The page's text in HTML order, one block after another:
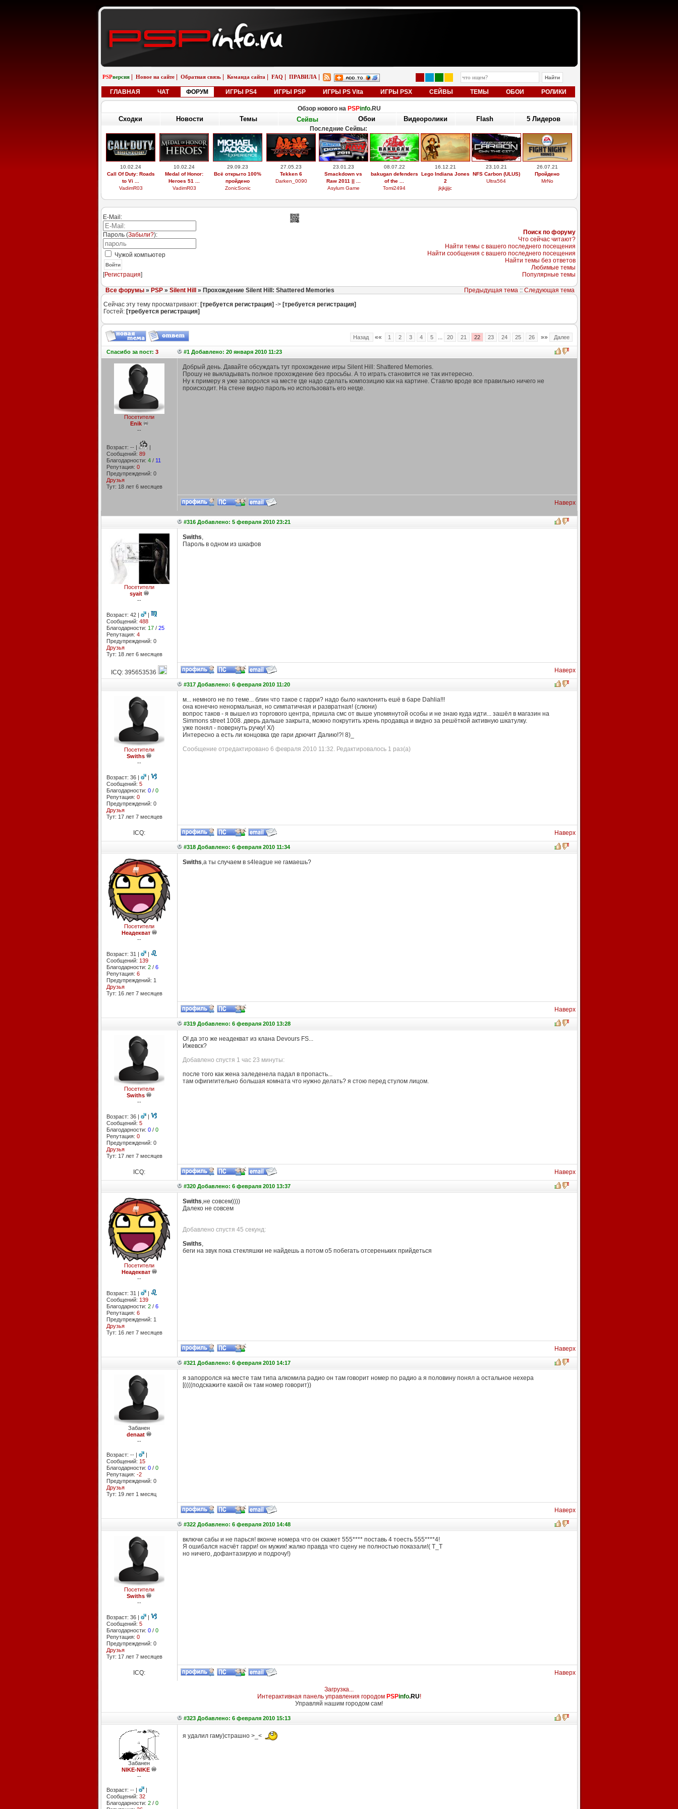
PSPверсия Новое на сайте Обратная связь Команда сайта FAQ ПРАВИЛА
ГЛАВНАЯ ЧАТ ФОРУМ ИГРЫ PS4 ИГРЫ PSP ИГРЫ PS Vita ИГРЫ PSX СЕЙВЫ ТЕМЫ ОБОИ РОЛИКИ
Обзор нового на PSPinfo.RU
Сходки Новости Темы Сейвы Обои Видеоролики Flash 5 Лидеров
Последние Сейвы:
10.02.24
Call Of Duty: Roads
to Vi ...
VadimR03
10.02.24
Medal of Honor:
Heroes 51 ...
VadimR03
29.09.23
Всё открыто 100%
пройдено
ZonicSonic
27.05.23
Tekken 6
Darken_0090
23.01.23
Smackdown vs
Raw 2011 || ...
Asylum Game
08.07.22
bakugan defenders
of the ...
Tomi2494
16.12.21
Lego Indiana Jones
2
jkjkjjijc
23.10.21
NFS Carbon (ULUS)
Ultra564
26.07.21
Пройдено
MrNo
E-Mail:
Пароль (Забыли?):
Чужой компьютер
Войти
[Регистрация]
Поиск по форуму
Что сейчас читают?
Найти темы с вашего последнего посещения
Найти сообщения с вашего последнего посещения
Найти темы без ответов
Любимые темы
Популярные темы
Все форумы» PSP» Silent Hill » Прохождение Silent Hill: Shattered Memories Предыдущая тема:: Следующая тема
Сейчас эту тему просматривают: [требуется регистрация] -> [требуется регистрация]
Гостей: [требуется регистрация]
Назад «« 1 2 3 4 5 ... 20 21 22 23 24 25 26 »» Далее
Спасибоза пост: 3 #1 Добавлено: 20 января 2010 11:23
Посетители
Enik
--
Возраст: -- |
|
Сообщений: 89
Благодарности: 4/ 11
Репутация: 0
Предупреждений: 0
Друзья
Тут: 18 лет 6 месяцев
Добрый день. Давайте обсуждать тут прохождение игры Silent Hill: Shattered Memories.
Прошу не выкладывать полное прохождение без просьбы. А то играть становится не так интересно.
Ну к примеру я уже запоролся на месте где надо сделать композицию как на картине. Ставлю вроде все правильно ничего не
происходит. На стене видно пароль но использовать его негде.
Наверх
#316 Добавлено: 5 февраля 2010 23:21
Посетители
syait
--
Возраст: 42 |
|
Сообщений: 488
Благодарности: 17/ 25
Репутация: 4
Предупреждений: 0
Друзья
Тут: 18 лет 6 месяцев
Swiths,
Пароль в одном из шкафов
ICQ: 395653536 Наверх
#317 Добавлено: 6 февраля 2010 11:20
Посетители
Swiths
--
Возраст: 36 |
|
Сообщений: 5
Благодарности: 0/ 0
Репутация: 0
Предупреждений: 0
Друзья
Тут: 17 лет 7 месяцев
м... немного не по теме... блин что такое с гарри? надо было наклонить ешё в баре Dahlia!!!
она конечно ненормальная, но симпатичная и развратная! (слюни)
вопрос таков - я вышел из торгового центра, пришла смс от выше упомянутой особы и не знаю куда идти... зашёл в магазин на
Simmons street 1008. дверь дальше закрыта, можно покрутить хрень продавца и видно за решёткой активную шкатулку.
уже понял - повернуть ручку! Х/)
Интересно а есть ли концовка где гари дрючит Далию!?! 8)_
Сообщение отредактировано 6 февраля 2010 11:32. Редактировалось 1 раз(а)
ICQ: Наверх
#318 Добавлено: 6 февраля 2010 11:34
Посетители
Неадекват
--
Возраст: 31 |
|
Сообщений: 139
Благодарности: 2/ 6
Репутация: 6
Предупреждений: 1
Друзья
Тут: 16 лет 7 месяцев
Swiths,а ты случаем в s4league не гамаешь?
Наверх
#319 Добавлено: 6 февраля 2010 13:28
Посетители
Swiths
--
Возраст: 36 |
|
Сообщений: 5
Благодарности: 0/ 0
Репутация: 0
Предупреждений: 0
Друзья
Тут: 17 лет 7 месяцев
О! да это же неадекват из клана Devours FS...
Ижевск?
Добавлено спустя 1 час 23 минуты:
после того как жена заледенела падал в пропасть...
там офигигительно большая комната что нужно делать? я стою перед стулом лицом.
ICQ: Наверх
#320 Добавлено: 6 февраля 2010 13:37
Посетители
Неадекват
--
Возраст: 31 |
|
Сообщений: 139
Благодарности: 2/ 6
Репутация: 6
Предупреждений: 1
Друзья
Тут: 16 лет 7 месяцев
Swiths,не совсем))))
Далеко не совсем
Добавлено спустя 45 секунд:
Swiths,
беги на звук пока стекляшки не найдешь а потом о5 побегать отсереньких прийдеться
Наверх
#321 Добавлено: 6 февраля 2010 14:17
Забанен
denaat
--
Возраст: -- |
|
Сообщений: 15
Благодарности: 0/ 0
Репутация: -2
Предупреждений: 0
Друзья
Тут: 19 лет 1 месяц
я запорролся на месте там типа алкомила радио он там говорит номер по радио а я половину понял а остальное нехера
[((((подскажите какой он там номер говорит))
Наверх
#322 Добавлено: 6 февраля 2010 14:48
Посетители
Swiths
--
Возраст: 36 |
|
Сообщений: 5
Благодарности: 0/ 0
Репутация: 0
Предупреждений: 0
Друзья
Тут: 17 лет 7 месяцев
включи сабы и не парься! вконче номера что он скажет 555**** поставь 4 тоесть 555****4!
Я ошибался насчёт гарри! он мужик! жалко правда что сцену не полностью показали!( Т_Т
но ничего, дофантазирую и подрочу!)
ICQ: Наверх
Загрузка...
Интерактивная панель управления городом PSPinfo.RU!
Управляй нашим городом сам!
#323 Добавлено: 6 февраля 2010 15:13
Забанен
NIKE-NIKE
--
Возраст: -- |
|
Сообщений: 32
Благодарности: 2/ 0
я удалил гаму)страшно >_<